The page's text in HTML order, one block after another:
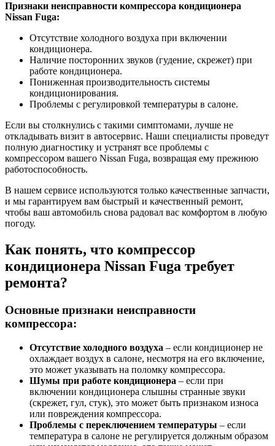
Признаки неисправности компрессора кондиционера
Nissan Fuga:
Отсутствие холодного воздуха при включении
кондиционера.
Наличие посторонних звуков (гудение, скрежет) при
работе кондиционера.
Пониженная производительность системы
кондиционирования.
Проблемы с регулировкой температуры в салоне.
Если вы столкнулись с такими симптомами, лучше не
откладывать визит в автосервис. Наши специалисты проведут
полную диагностику и устранят все проблемы с
компрессором вашего Nissan Fuga, возвращая ему прежнюю
работоспособность.
В нашем сервисе используются только качественные запчасти,
и мы гарантируем вам быстрый и качественный ремонт,
чтобы ваш автомобиль снова радовал вас комфортом в любую
погоду.
Как понять, что компрессор
кондиционера Nissan Fuga требует
ремонта?
Основные признаки неисправности
компрессора:
Отсутствие холодного воздуха – если кондиционер не
охлаждает воздух в салоне, несмотря на его включение,
это может указывать на поломку компрессора.
Шумы при работе кондиционера – если при
включении кондиционера слышны странные звуки
(скрежет, гул, стук), это может быть признаком износа
или повреждения компрессора.
Проблемы с переключением температуры – если
температура в салоне не регулируется должным образом